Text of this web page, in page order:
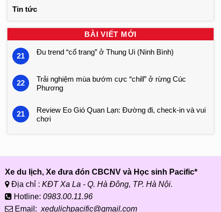
Tin tức
BÀI VIẾT MỚI
21 Đu trend “cổ trang” ở Thung Ui (Ninh Bình)
22
Trải nghiệm mùa bướm cực “chill” ở rừng Cúc
Phương
21
Review Eo Gió Quan Lạn: Đường đi, check-in và vui
chơi
Xe du lịch, Xe đưa đón CBCNV và Học sinh Pacific*
Địa chỉ : KĐT Xa La - Q. Hà Đông, TP. Hà Nội.
Hotline: 0983.00.11.96
Email: xedulichpacific@gmail.com